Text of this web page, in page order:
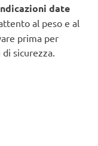
date
al peso e al
prima per
sicurezza.